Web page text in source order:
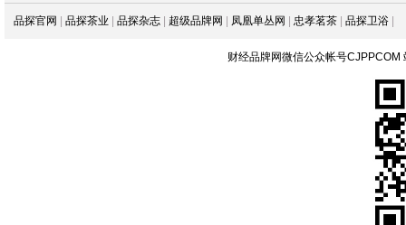
品探官网 品探茶业 品探杂志 超级品牌网 凤凰单丛网 忠孝茗茶 品探卫浴
财经品牌网微信公众帐号CJPPCOM